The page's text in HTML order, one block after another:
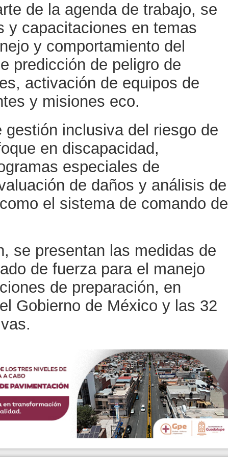
de la agenda de trabajo, se
y capacitaciones en temas
y comportamiento del
predicción de peligro de
activación de equipos de
y misiones eco.
gestión inclusiva del riesgo de
en discapacidad,
especiales de
de daños y análisis de
el sistema de comando de
se presentan las medidas de
de fuerza para el manejo
de preparación, en
Gobierno de México y las 32